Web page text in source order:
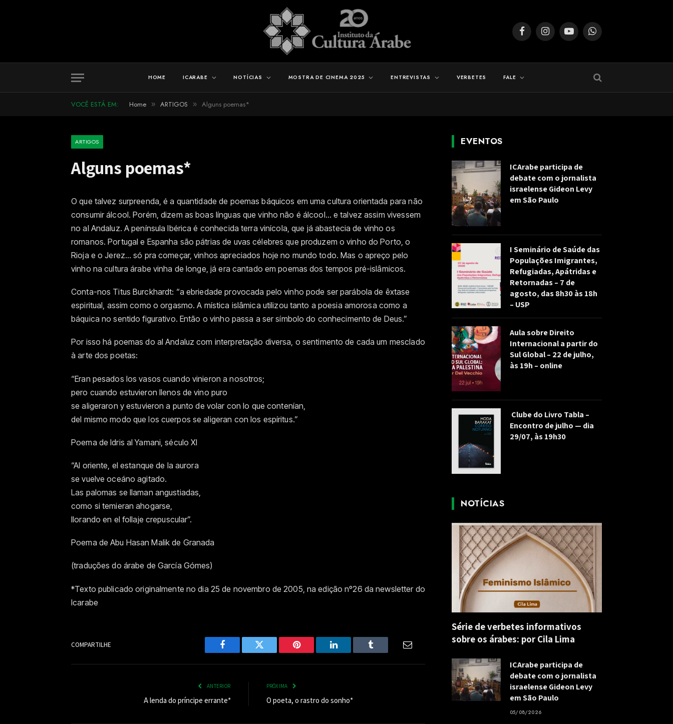
FacebookInstagramYouTubeWhatsApp
HOME ICARABE NOTÍCIAS MOSTRA DE CINEMA 2025 ENTREVISTAS VERBETES FALE
VOCÊ ESTÁ EM: Home » ARTIGOS » Alguns poemas*
ARTIGOS
Alguns poemas*
O que talvez surpreenda, é a quantidade de poemas báquicos em uma cultura orientada para não
consumir álcool. Porém, dizem as boas línguas que vinho não é álcool… e talvez assim vivessem
no al Andaluz. A península Ibérica é conhecida terra vinícola, que já abastecia de vinho os
romanos. Portugal e Espanha são pátrias de uvas célebres que produzem o vinho do Porto, o
Rioja e o Jerez… só pra começar, vinhos apreciados hoje no mundo todo. Mas o apreço pelo
vinho na cultura árabe vinha de longe, já era cantado em poemas dos tempos pré-islâmicos.
Conta-nos Titus Burckhardt: “a ebriedade provocada pelo vinho pode ser parábola de êxtase
espiritual, assim como o orgasmo. A mística islâmica utilizou tanto a poesia amorosa como a
báquica no sentido figurativo. Então o vinho passa a ser símbolo do conhecimento de Deus.”
Por isso há poemas do al Andaluz com interpretação diversa, o sentimento de cada um mesclado
à arte dos poetas:
“Eran pesados los vasos cuando vinieron a nosotros;
pero cuando estuvieron llenos de vino puro
se aligeraron y estuvieron a punto de volar con lo que contenían,
del mismo modo que los cuerpos se aligeran con los espíritus.”
Poema de Idris al Yamani, século XI
“Al oriente, el estanque de la aurora
se vuelve oceáno agitado.
Las palomas se llaman angustiadas,
como si temieran ahogarse,
llorando en el follaje crepuscular”.
Poema de Abu Hasan Malik de Granada
(traduções do árabe de García Gómes)
*Texto publicado originalmente no dia 25 de novembro de 2005, na edição nº26 da newsletter do
Icarabe
COMPARTILHE
Facebook Twitter Pinterest LinkedIn Tumblr Email
ANTERIOR
A lenda do príncipe errante*
PRÓXIMA
O poeta, o rastro do sonho*
EVENTOS
ICArabe participa de
debate com o jornalista
israelense Gideon Levy
em São Paulo
I Seminário de Saúde das
Populações Imigrantes,
Refugiadas, Apátridas e
Retornadas – 7 de
agosto, das 8h30 às 18h
– USP
Aula sobre Direito
Internacional a partir do
Sul Global – 22 de julho,
às 19h – online
Clube do Livro Tabla –
Encontro de julho — dia
29/07, às 19h30
NOTÍCIAS
Série de verbetes informativos
sobre os árabes: por Cila Lima
ICArabe participa de
debate com o jornalista
israelense Gideon Levy
em São Paulo
05/08/2026